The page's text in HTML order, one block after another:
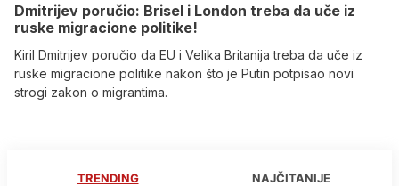
Dmitrijev poručio: Brisel i London treba da uče iz
ruske migracione politike!
Kiril Dmitrijev poručio da EU i Velika Britanija treba da uče iz
ruske migracione politike nakon što je Putin potpisao novi
strogi zakon o migrantima.
TRENDING NAJČITANIJE